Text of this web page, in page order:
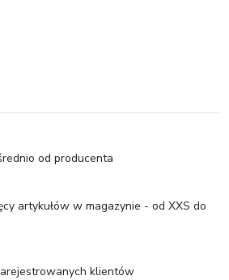
od producenta
artykułów w magazynie - od XXS do
klientów